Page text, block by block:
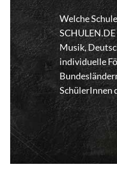
Welche
Musik,
individuelle
SchülerInnen